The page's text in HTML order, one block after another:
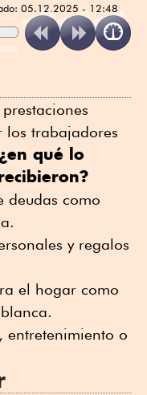
05.12.2025 - 12:48
los trabajadores
¿en qué lo
deudas como
y regalos
el hogar como
entretenimiento o